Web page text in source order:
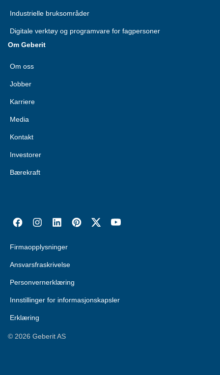
Industrielle bruksområder
Digitale verktøy og programvare for fagpersoner
Om Geberit
Om oss
Jobber
Karriere
Media
Kontakt
Investorer
Bærekraft
Firmaopplysninger
Ansvarsfraskrivelse
Personvernerklæring
Innstillinger for informasjonskapsler
Erklæring
© 2026 Geberit AS